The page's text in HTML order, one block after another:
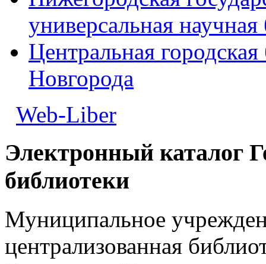
универсальная научная
Центральная
Новгорода
Web-Liber
Электронный каталог
библиотеки
Муниципальное
централизованная